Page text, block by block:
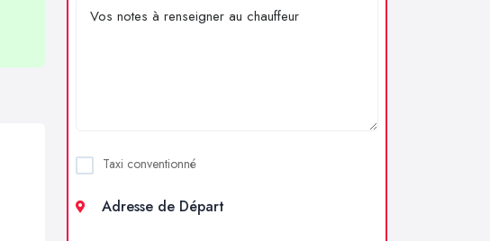
Taxi conventionné
Adresse de Départ